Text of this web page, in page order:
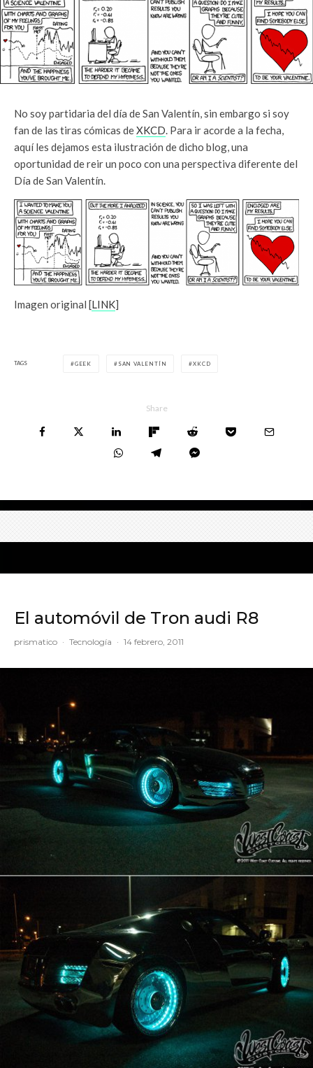
No soy partidaria del día de San Valentín, sin embargo si soy
fan de las tiras cómicas deXKCD. Para ir acorde a la fecha,
aquí les dejamos esta ilustración de dicho blog, una
oportunidad de reir un poco con una perspectiva diferente del
Día de San Valentín.
Imagen original [LINK]
TAGS GEEK SAN VALENTÍN XKCD
Share
El automóvil de Tron audi R8
prismatico · Tecnología · 14 febrero, 2011